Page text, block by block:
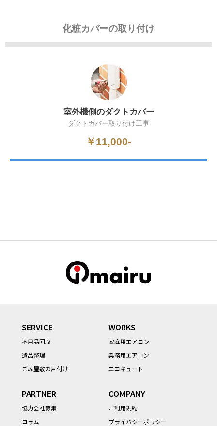
化粧カバーの取り付け
室外機側のダクトカバー
ダクトカバー取り付け工事
￥11,000-
SERVICE
不用品回収
遺品整理
ごみ屋敷の片付け
WORKS
家庭用エアコン
業務用エアコン
エコキュート
PARTNER
協力会社募集
コラム
COMPANY
ご利用規約
プライバシーポリシー